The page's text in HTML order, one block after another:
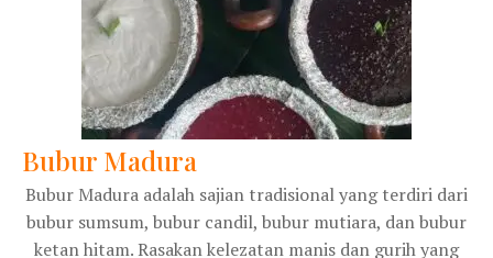
Bubur Madura
Bubur Madura adalah sajian tradisional yang terdiri dari
bubur sumsum, bubur candil, bubur mutiara, dan bubur
ketan hitam. Rasakan kelezatan manis dan gurih yang